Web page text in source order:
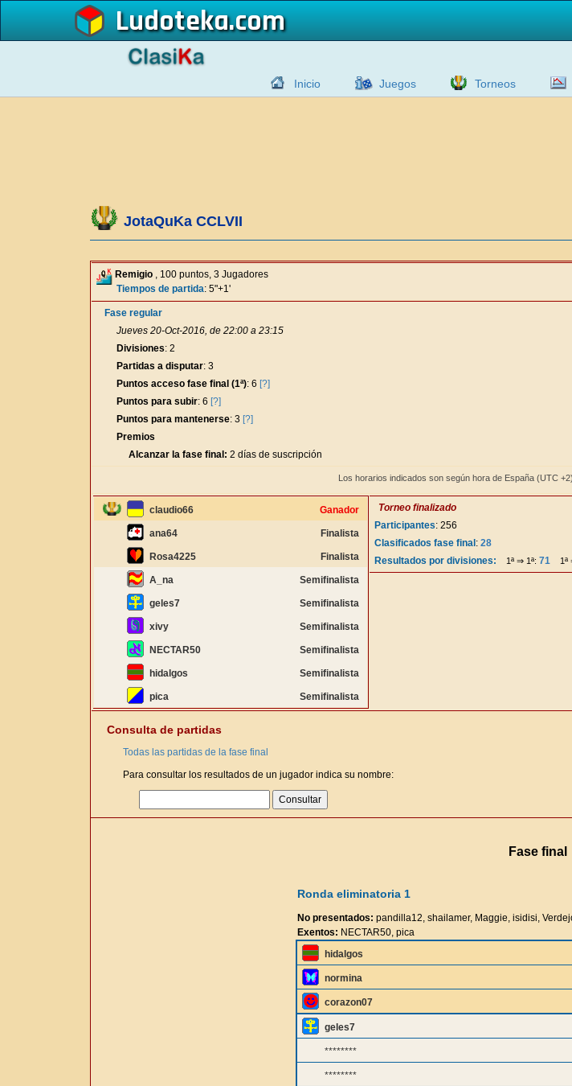
Ludoteka
Inicio Juegos Torneos
JotaQuKa CCLVII
Remigio , 100 puntos, 3 Jugadores
Tiempos de partida: 5"+1'
Fase regular
Jueves 20-Oct-2016, de 22:00 a 23:15
Divisiones: 2
Partidas a disputar: 3
Puntos acceso fase final (1ª): 6 [?]
Puntos para subir: 6 [?]
Puntos para mantenerse: 3 [?]
Premios
Alcanzar la fase final: 2 días de suscripción
Los horarios indicados son según hora de España (UTC
claudio66 Ganador
ana64 Finalista
Rosa4225 Finalista
A_na Semifinalista
geles7 Semifinalista
xivy Semifinalista
NECTAR50 Semifinalista
hidalgos Semifinalista
pica Semifinalista
Torneo finalizado
Participantes: 256
Clasificados fase final : 28
Resultados por divisiones:
1ª ⇒ 1ª: 71 1ª
Consulta de partidas
Todas las partidas de la fase final
Para consultar los resultados de un jugador indica su nombre:
Fase final
Ronda eliminatoria 1
No presentados: pandilla12, shailamer, Maggie, isidisi,
Exentos: NECTAR50, pica
hidalgos
normina
corazon07
geles7
********
********